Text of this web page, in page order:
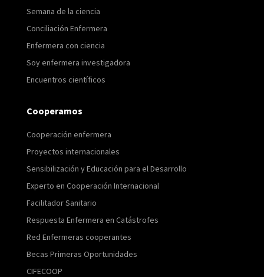
Semana de la ciencia
Conciliación Enfermera
Enfermera con ciencia
Soy enfermera investigadora
Encuentros científicos
Cooperamos
Cooperación enfermera
Proyectos internacionales
Sensibilización y Educación para el Desarrollo
Experto en Cooperación Internacional
Facilitador Sanitario
Respuesta Enfermera en Catástrofes
Red Enfermeras cooperantes
Becas Primeras Oportunidades
CIFECOOP